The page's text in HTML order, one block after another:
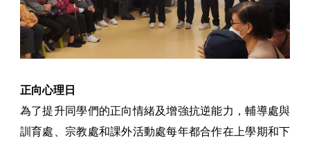
正向心理日
為了提升同學們的正向情緒及增強抗逆能力，輔導處與
訓育處、宗教處和課外活動處每年都合作在上學期和下